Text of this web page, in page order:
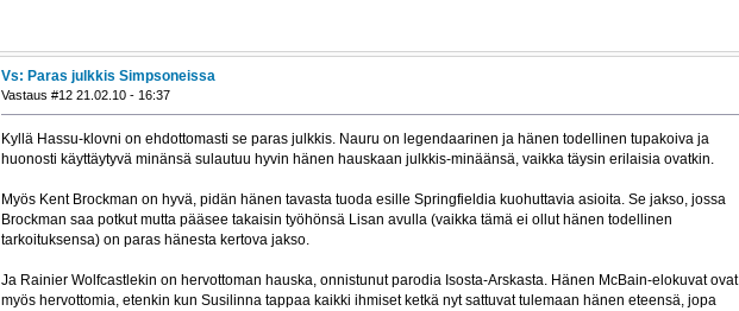
Vs: Paras julkkis Simpsoneissa
Vastaus #12 21.02.10 - 16:37
Kyllä Hassu-klovni on ehdottomasti se paras julkkis. Nauru on legendaarinen ja hänen todellinen tupakoiva ja
huonosti käyttäytyvä minänsä sulautuu hyvin hänen hauskaan julkkis-minäänsä, vaikka täysin erilaisia ovatkin.
Myös Kent Brockman on hyvä, pidän hänen tavasta tuoda esille Springfieldia kuohuttavia asioita. Se jakso, jossa
Brockman saa potkut mutta pääsee takaisin työhönsä Lisan avulla (vaikka tämä ei ollut hänen todellinen
tarkoituksensa) on paras hänesta kertova jakso.
Ja Rainier Wolfcastlekin on hervottoman hauska, onnistunut parodia Isosta-Arskasta. Hänen McBain-elokuvat ovat
myös hervottomia, etenkin kun Susilinna tappaa kaikki ihmiset ketkä nyt sattuvat tulemaan hänen eteensä, jopa